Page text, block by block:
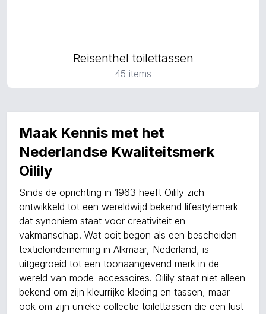
Reisenthel toilettassen
45 items
Maak Kennis met het
Nederlandse Kwaliteitsmerk
Oilily
Sinds de oprichting in 1963 heeft Oilily zich
ontwikkeld tot een wereldwijd bekend lifestylemerk
dat synoniem staat voor creativiteit en
vakmanschap. Wat ooit begon als een bescheiden
textielonderneming in Alkmaar, Nederland, is
uitgegroeid tot een toonaangevend merk in de
wereld van mode-accessoires. Oilily staat niet alleen
bekend om zijn kleurrijke kleding en tassen, maar
ook om zijn unieke collectie toilettassen die een lust